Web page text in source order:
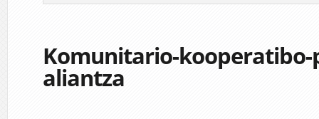
Komunitario-
aliantza